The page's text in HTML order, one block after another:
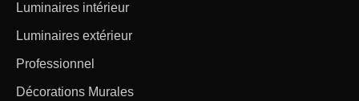
Luminaires intérieur
Luminaires extérieur
Professionnel
Décorations Murales